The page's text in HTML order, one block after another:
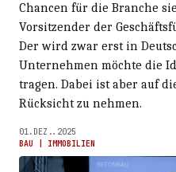
Chancen für die Branche
Vorsitzender der
Der wird zwar erst in
Unternehmen möchte die
tragen. Dabei ist aber auf
Rücksicht zu nehmen.
01.DEZ..2025
BAU | IMMOBILIEN